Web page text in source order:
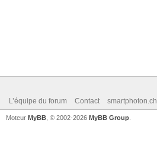
L’équipe du forum Contact smartphoton.ch
Moteur MyBB , © 2002-2026 MyBB Group